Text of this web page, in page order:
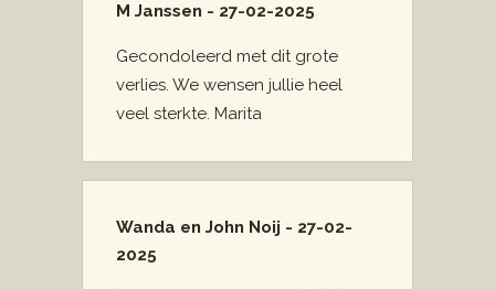
M Janssen - 27-02-2025
Gecondoleerd met dit grote
verlies. We wensen jullie heel
veel sterkte. Marita
Wanda en John Noij - 27-02-
2025